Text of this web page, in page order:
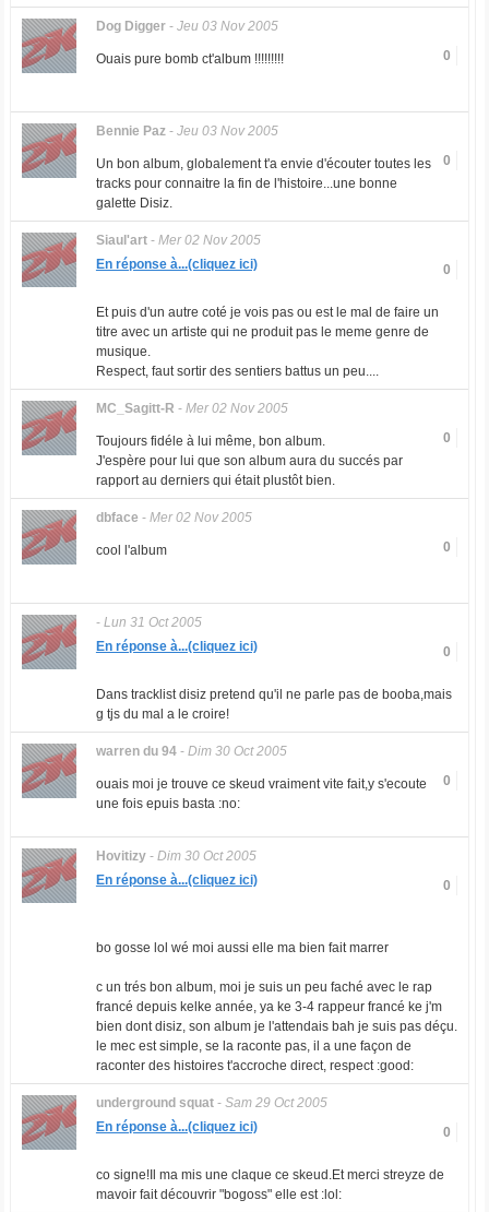
Dog Digger- Jeu 03 Nov 2005
0
Ouais pure bomb ct'album !!!!!!!!!
Bennie Paz- Jeu 03 Nov 2005
0
Un bon album, globalement t'a envie d'écouter toutes les
tracks pour connaitre la fin de l'histoire...une bonne
galette Disiz.
Siaul'art- Mer 02 Nov 2005
0
En réponse à...(cliquez ici)
Et puis d'un autre coté je vois pas ou est le mal de faire un
titre avec un artiste qui ne produit pas le meme genre de
musique.
Respect, faut sortir des sentiers battus un peu....
MC_Sagitt-R - Mer 02 Nov 2005
0
Toujours fidéle à lui même, bon album.
J'espère pour lui que son album aura du succés par
rapport au derniers qui était plustôt bien.
dbface - Mer 02 Nov 2005
0
cool l'album
- Lun 31 Oct 2005
0
En réponse à...(cliquez ici)
Dans tracklist disiz pretend qu'il ne parle pas de booba,mais
g tjs du mal a le croire!
warren du 94- Dim 30 Oct 2005
0
ouais moi je trouve ce skeud vraiment vite fait,y s'ecoute
une fois epuis basta :no:
Hovitizy- Dim 30 Oct 2005
0
En réponse à...(cliquez ici)
bo gosse lol wé moi aussi elle ma bien fait marrer
c un trés bon album, moi je suis un peu faché avec le rap
francé depuis kelke année, ya ke 3-4 rappeur francé ke j'm
bien dont disiz, son album je l'attendais bah je suis pas déçu.
le mec est simple, se la raconte pas, il a une façon de
raconter des histoires t'accroche direct, respect :good:
underground squat- Sam 29 Oct 2005
0
En réponse à...(cliquez ici)
co signe!Il ma mis une claque ce skeud.Et merci streyze de
mavoir fait découvrir "bogoss" elle est :lol: